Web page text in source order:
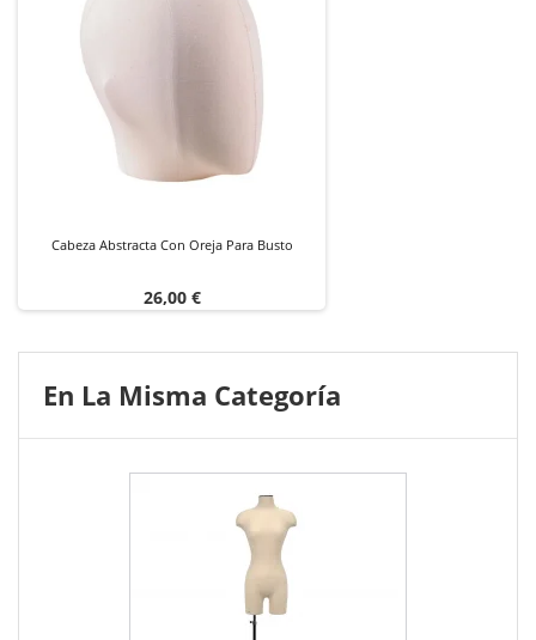
Cabeza Abstracta Con Oreja Para Busto
Precio
26,00 €
En La Misma Categoría